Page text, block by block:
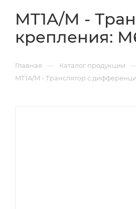
MT1A/M -
крепления:
Главная — Каталог продукции
MT1A/M - Транслятор с